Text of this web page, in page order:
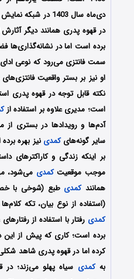
دی‌ماه سال 1403 در
در قهوه پدری همانند دیگر آثارش
برده است اما در نشانه‌گذاری‌ها
سمت فانتزی می‌رود که نوعی ادای
او نیز بر بستر واقعیت
نکته قابل توجه در قهوه پدری
است؛ مدیری علاوه بر استفاده از
آدم‌ها و رویداد‌ها در بستری
سایر گونه‌هایکمدی نیز بهره
بر اینکه زندگی و کاراکتر‌های
موجب موقعیتکمدی می‌شود،
همانندکمدی طبع (شوخی با
(استفاده از نوع بیان، تکه
کمدی رفتار با استفاده از
برده است؛ کاری که پیش از این
کرده اما در قهوه پدری شاهد
بهکمدی سیاه پهلو می‌زند؛ در